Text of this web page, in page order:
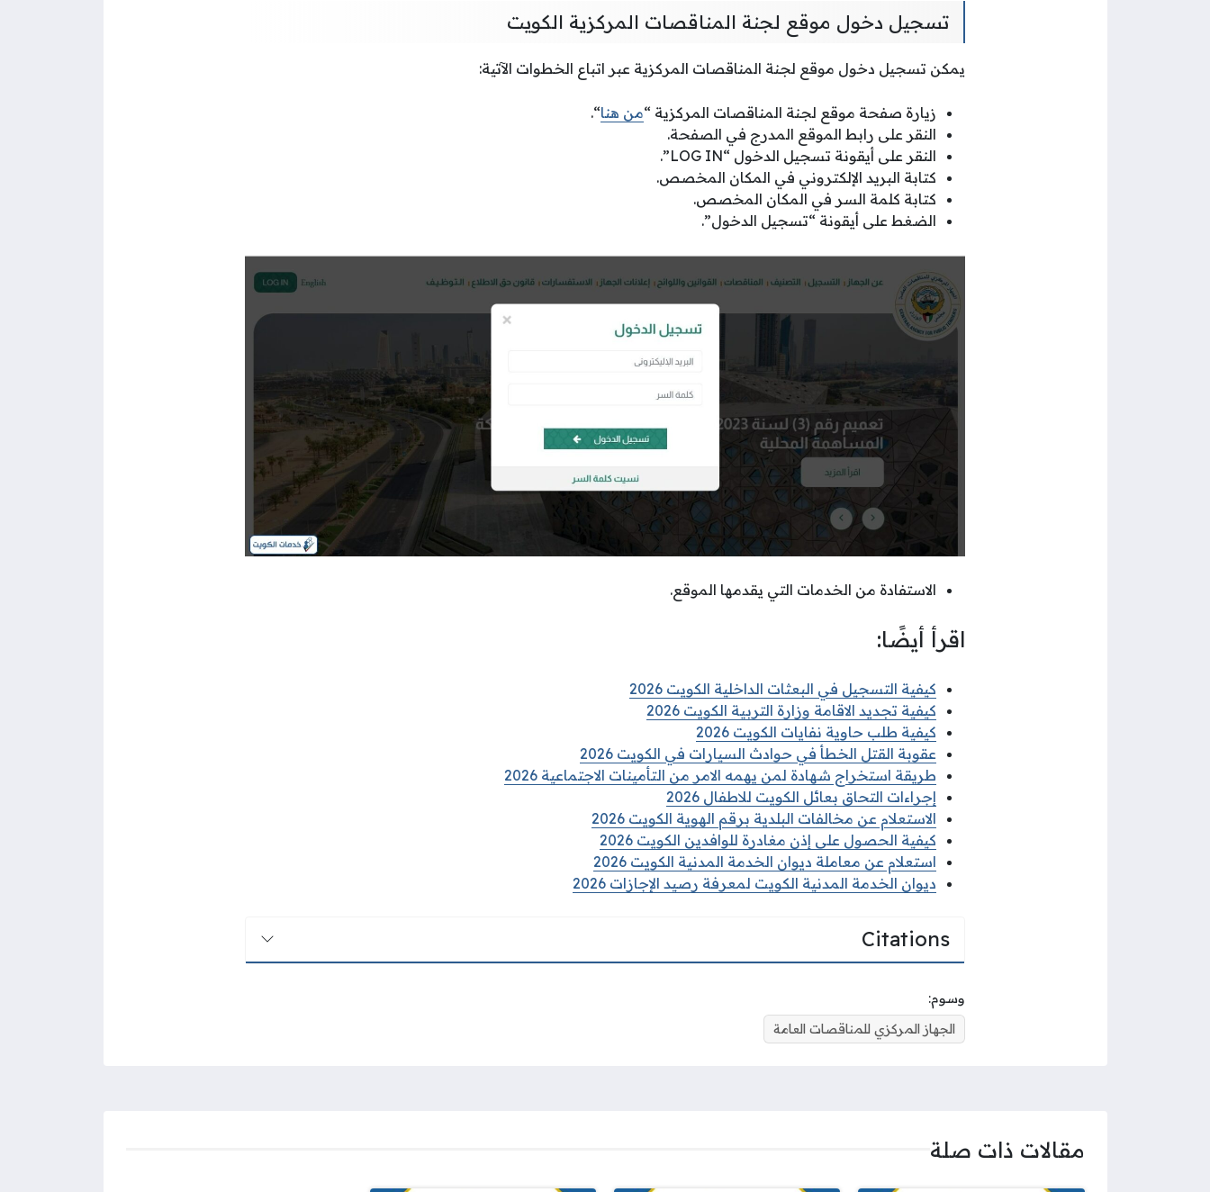
تسجيل دخول موقع لجنة المناقصات المركزية الكويت
يمكن تسجيل دخول موقع لجنة المناقصات المركزية عبر اتباع الخطوات الآتية:
زيارة صفحة موقع لجنة المناقصات المركزية “من هنا“.
النقر على رابط الموقع المدرج في الصفحة.
النقر على أيقونة تسجيل الدخول “LOG IN”.
كتابة البريد الإلكتروني في المكان المخصص.
كتابة كلمة السر في المكان المخصص.
الضغط على أيقونة “تسجيل الدخول”.
الاستفادة من الخدمات التي يقدمها الموقع.
اقرأ أيضًا:
كيفية التسجيل في البعثات الداخلية الكويت 2026
كيفية تجديد الاقامة وزارة التربية الكويت 2026
كيفية طلب حاوية نفايات الكويت 2026
عقوبة القتل الخطأ في حوادث السيارات في الكويت 2026
طريقة استخراج شهادة لمن يهمه الامر من التأمينات الاجتماعية 2026
إجراءات التحاق بعائل الكويت للاطفال 2026
الاستعلام عن مخالفات البلدية برقم الهوية الكويت 2026
كيفية الحصول على إذن مغادرة للوافدين الكويت 2026
استعلام عن معاملة ديوان الخدمة المدنية الكويت 2026
ديوان الخدمة المدنية الكويت لمعرفة رصيد الإجازات 2026
Citations
وسوم:
الجهاز المركزي للمناقصات العامة
مقالات ذات صلة